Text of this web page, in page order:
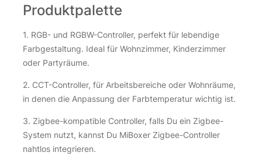
Produktpalette
1. RGB- und RGBW-Controller, perfekt für lebendige
Farbgestaltung. Ideal für Wohnzimmer, Kinderzimmer
oder Partyräume.
2. CCT-Controller, für Arbeitsbereiche oder Wohnräume,
in denen die Anpassung der Farbtemperatur wichtig ist.
3. Zigbee-kompatible Controller, falls Du ein Zigbee-
System nutzt, kannst Du MiBoxer Zigbee-Controller
nahtlos integrieren.